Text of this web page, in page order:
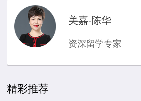
美嘉-陈华
资深留学专家
精彩推荐